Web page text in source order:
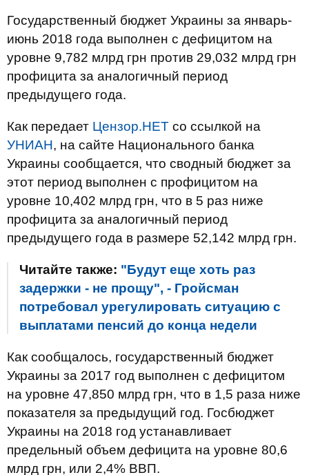
Государственный бюджет Украины за январь-
июнь 2018 года выполнен с дефицитом на
уровне 9,782 млрд грн против 29,032 млрд грн
профицита за аналогичный период
предыдущего года.
Как передает Цензор.НЕТ со ссылкой на
УНИАН, на сайте Национального банка
Украины сообщается, что сводный бюджет за
этот период выполнен с профицитом на
уровне 10,402 млрд грн, что в 5 раз ниже
профицита за аналогичный период
предыдущего года в размере 52,142 млрд грн.
Читайте также: "Будут еще хоть раз
задержки - не прощу", - Гройсман
потребовал урегулировать ситуацию с
выплатами пенсий до конца недели
Как сообщалось, государственный бюджет
Украины за 2017 год выполнен с дефицитом
на уровне 47,850 млрд грн, что в 1,5 раза ниже
показателя за предыдущий год. Госбюджет
Украины на 2018 год устанавливает
предельный объем дефицита на уровне 80,6
млрд грн, или 2,4% ВВП.